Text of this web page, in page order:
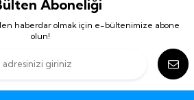
Aboneliği
haberdar olmak için e-bültenimize abone
olun!